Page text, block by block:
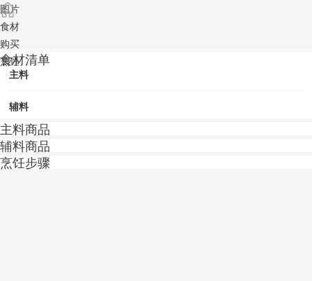
图片
食材
购买
烹饪
食材清单
主料
辅料
主料商品
辅料商品
烹饪步骤